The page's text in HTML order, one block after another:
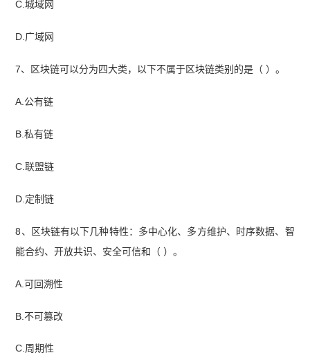
C.城域网
D.广域网
7、区块链可以分为四大类，以下不属于区块链类别的是（ ）。
A.公有链
B.私有链
C.联盟链
D.定制链
8、区块链有以下几种特性：多中心化、多方维护、时序数据、智
能合约、开放共识、安全可信和（ ）。
A.可回溯性
B.不可篡改
C.周期性